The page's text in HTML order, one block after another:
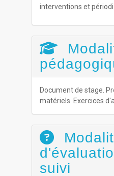
interventions et
Document de stage.
matériels. Exercices
suivi